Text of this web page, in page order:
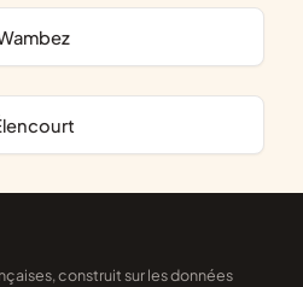
Wambez
Élencourt